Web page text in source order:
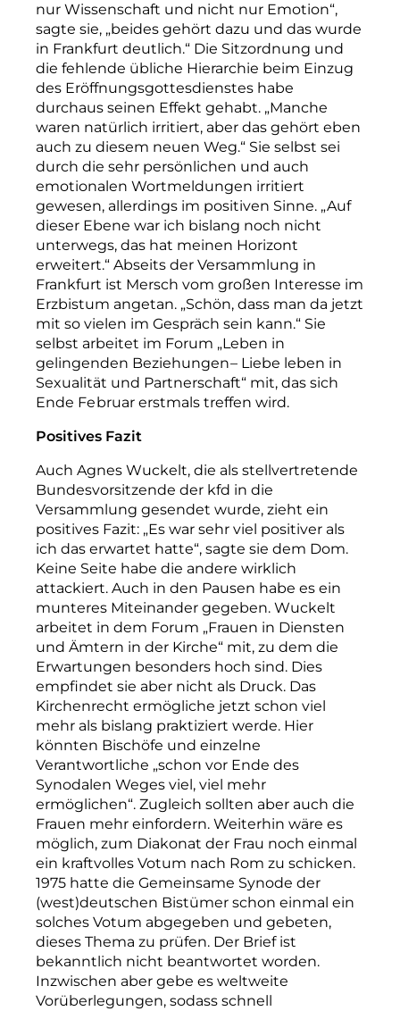
nur Wissenschaft und nicht nur Emotion“,
sagte sie, „beides gehört dazu und das wurde
in Frankfurt deutlich.“ Die Sitzordnung und
die fehlende übliche Hierarchie beim Einzug
des Eröffnungsgottesdienstes habe
durchaus seinen Effekt gehabt. „Manche
waren natürlich irritiert, aber das gehört eben
auch zu diesem neuen Weg.“ Sie selbst sei
durch die sehr persönlichen und auch
emotionalen Wortmeldungen irritiert
gewesen, allerdings im positiven Sinne. „Auf
dieser Ebene war ich bislang noch nicht
unterwegs, das hat meinen Horizont
erweitert.“ Abseits der Versammlung in
Frankfurt ist Mersch vom großen Interesse im
Erzbistum angetan. „Schön, dass man da jetzt
mit so vielen im Gespräch sein kann.“ Sie
selbst arbeitet im Forum „Leben in
gelingenden Beziehungen– Liebe leben in
Sexualität und Partnerschaft“ mit, das sich
Ende Fe bruar erstmals treffen wird.
Positives Fazit
Auch Agnes Wuckelt, die als stellvertretende
Bundesvorsitzende der kfd in die
Versammlung gesendet wurde, zieht ein
positives Fazit: „Es war sehr viel positiver als
ich das erwartet hatte“, sagte sie dem Dom.
Keine Seite habe die andere wirklich
attackiert. Auch in den Pausen habe es ein
munteres Miteinander gegeben. Wuckelt
arbeitet in dem Forum „Frauen in Diensten
und Ämtern in der Kirche“ mit, zu dem die
Erwartungen besonders hoch sind. Dies
empfindet sie aber nicht als Druck. Das
Kirchenrecht ermögliche jetzt schon viel
mehr als bislang praktiziert werde. Hier
könnten Bischöfe und einzelne
Verantwortliche „schon vor Ende des
Synodalen Weges viel, viel mehr
ermöglichen“. Zugleich sollten aber auch die
Frauen mehr einfordern. Weiterhin wäre es
möglich, zum Diakonat der Frau noch einmal
ein kraftvolles Votum nach Rom zu schicken.
1975 hatte die Gemeinsame Synode der
(west)deutschen Bistümer schon einmal ein
solches Votum abgegeben und gebeten,
dieses Thema zu prüfen. Der Brief ist
bekanntlich nicht beantwortet worden.
Inzwischen aber gebe es weltweite
Vorüberlegungen, sodass schnell